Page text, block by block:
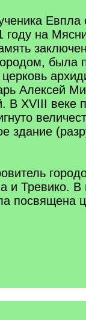
Евпла
году на
была
Алексей
В XVIII веке
здание
и Тревико. В
посвящена